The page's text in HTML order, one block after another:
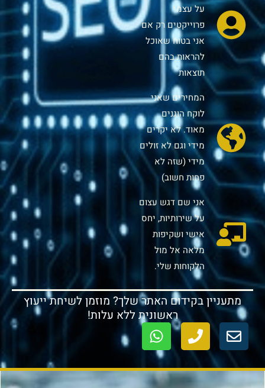
על עצמי
פרוייקטים רק אם
אני בטוח שאוכל
להראות בהם
תוצאות
המחירים שאני
לוקח הוגנים
מאוד. לא יקרים
מידי וגם לא זולים
מידי (שזה לא
פחות חשוב)
אני שם דגש עצום
על שירותיות, יחס
אישי ושקיפות
מלאה אל מול
הלקוחות שלי.
מתעניין בקידום האתר שלך? מוזמן לשיחת ייעוץ
ראשונית ללא עלות!